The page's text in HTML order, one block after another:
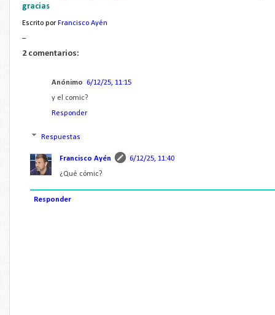
gracias
Escrito por Francisco Ayén
2 comentarios:
Anónimo 6/12/25, 11:15
y el comic?
Responder
Respuestas
Francisco Ayén 6/12/25, 11:40
¿Qué cómic?
Responder